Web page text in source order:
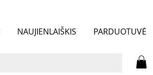
NAUJIENLAIŠKIS PARDUOTUVĖ